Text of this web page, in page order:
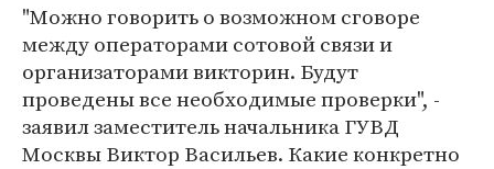
"Можно говорить о возможном сговоре
между операторами сотовой связи и
организаторами викторин. Будут
проведены все необходимые проверки", -
заявил заместитель начальника ГУВД
Москвы Виктор Васильев. Какие конкретно